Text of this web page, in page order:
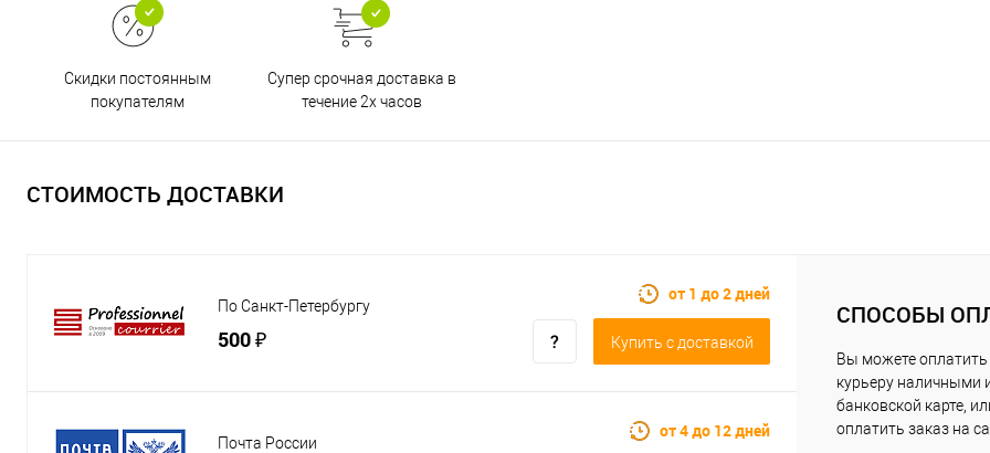
Скидки постоянным
покупателям
Супер срочная доставка в
течение 2х часов
СТОИМОСТЬ ДОСТАВКИ
По Санкт-Петербургу
500 ₽
от 1 до 2 дней
Купить c доставкой
Почта России
от 4 до 12 дней
СПОСОБЫ
Вы можете оплатить
курьеру наличными
банковской карте,
оплатить заказ на